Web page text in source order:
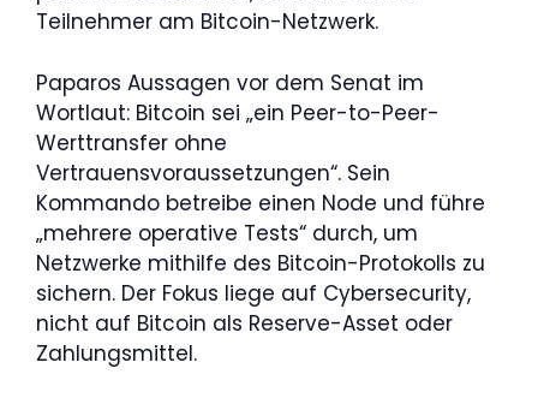
Teilnehmer am Bitcoin-Netzwerk.
Paparos Aussagen vor dem Senat im
Wortlaut: Bitcoin sei „ein Peer-to-Peer-
Werttransfer ohne
Vertrauensvoraussetzungen“. Sein
Kommando betreibe einen Node und führe
„mehrere operative Tests“ durch, um
Netzwerke mithilfe des Bitcoin-Protokolls zu
sichern. Der Fokus liege auf Cybersecurity,
nicht auf Bitcoin als Reserve-Asset oder
Zahlungsmittel.